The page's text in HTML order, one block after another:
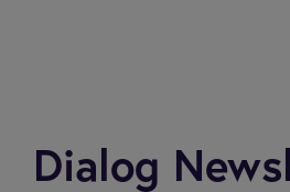
Dialog